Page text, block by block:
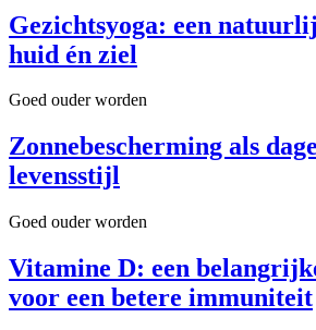
Gezichtsyoga: een
huid én ziel
Goed ouder worden
Zonnebescherming als
levensstijl
Goed ouder worden
Vitamine D: een
voor een betere immuniteit